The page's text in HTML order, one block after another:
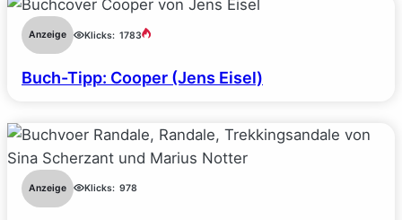
Anzeige Klicks: 1783
Buch-Tipp: Cooper (Jens Eisel)
Anzeige Klicks: 978